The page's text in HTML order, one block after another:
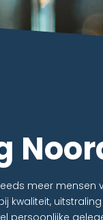
meer mensen
kwaliteit,
persoonlijke